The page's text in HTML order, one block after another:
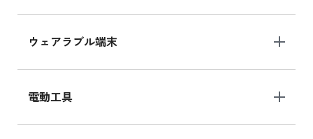
ウェアラブル端末
電動工具